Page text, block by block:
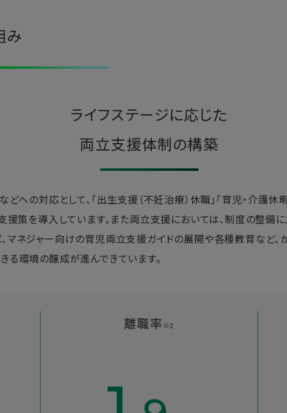
み
ライフステージに応じた
両立支援体制の構築
への対応として、「出生支援（不妊治療）休職」「育児・介護
援策を導入しています。また両立支援においては、制度の整
マネジャー向けの育児両立支援ガイドの展開や各種教育など
る環境の醸成が進んできています。
離職率※2